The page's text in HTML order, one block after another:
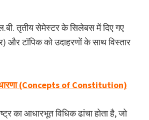
तृतीय सेमेस्टर के सिलेबस में दिए गए
और टॉपिक को उदाहरणों के साथ विस्तार
(Concepts of Constitution)
का आधारभूत विधिक ढांचा होता है, जो